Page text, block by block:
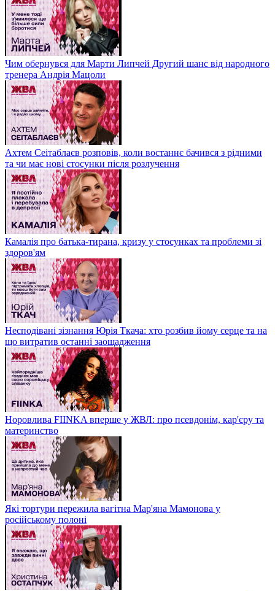
Чим обернувся для Марти Липчей Другий шанс від народного
тренера Андрія Мацоли
Ахтем Сеітаблаєв розповів, коли востаннє бачився з рідними
та чи має нові стосунки після розлучення
Камалія про батька-тирана, кризу у стосунках та проблеми зі
здоров'ям
Несподівані зізнання Юрія Ткача: хто розбив йому серце та на
що витратив останні заощадження
Норовлива FIINKA вперше у ЖВЛ: про псевдонім, кар'єру та
материнство
Які тортури пережила вагітна Мар'яна Мамонова у
російському полоні